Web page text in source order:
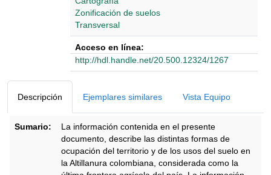
Zonificación de suelos
Transversal
Acceso en línea:
http://hdl.handle.net/20.500.12324/1267
Descripción Ejemplares similares Vista Equipo
Sumario:
La información contenida en el presente
documento, describe las distintas formas de
ocupación del territorio y de los usos del suelo en
la Altillanura colombiana, considerada como la